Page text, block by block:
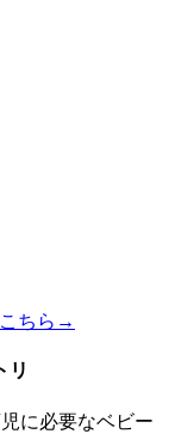
ちら→
リ
に必要なベビー